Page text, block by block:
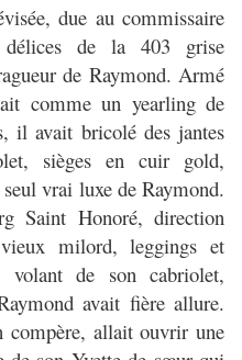
due au commissaire
de la 403 grise
de Raymond. Armé
comme un yearling de
il avait bricolé des jantes
sièges en cuir gold,
vrai luxe de Raymond.
Saint Honoré, direction
milord, leggings et
volant de son cabriolet,
avait fière allure.
compère, allait ouvrir une